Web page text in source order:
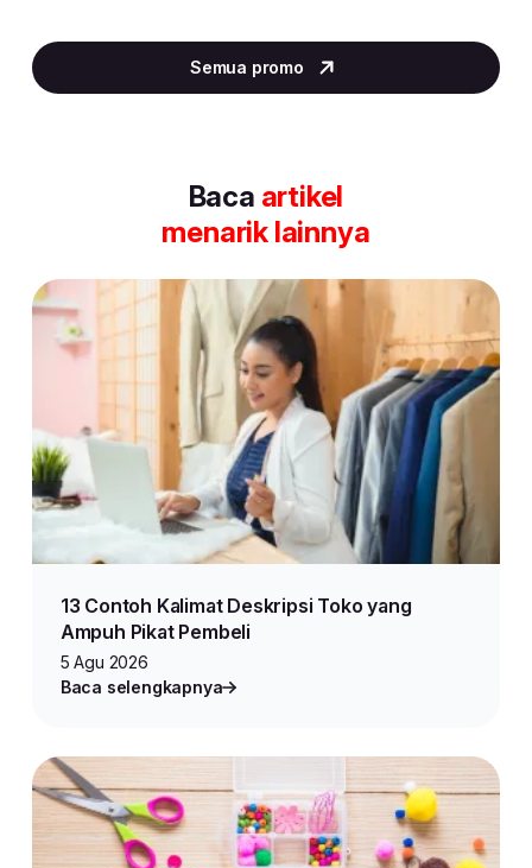
2
of
Semua promo
Baca artikel
menarik lainnya
13 Contoh Kalimat Deskripsi Toko yang
Ampuh Pikat Pembeli
5 Agu 2026
Baca selengkapnya